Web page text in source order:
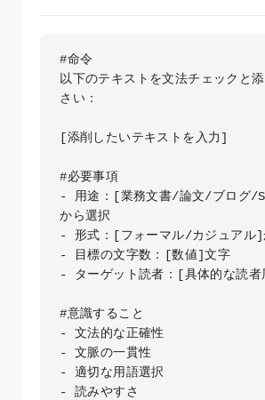
#命令
以下のテキストを文法チェックと
さい：
[添削したいテキストを入力]
#必要事項
- 用途：[業務文書/論文/ブログ/
から選択
- 形式：[フォーマル/カジュアル]
- 目標の文字数：[数値]文字
- ターゲット読者：[具体的な読者
#意識すること
- 文法的な正確性
- 文脈の一貫性
- 適切な用語選択
- 読みやすさ